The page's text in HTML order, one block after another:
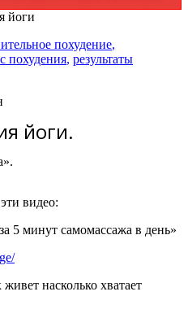
йоги
похудение,
похудения, результаты
йоги.
видео:
5 минут самомассажа в день»
насколько хватает